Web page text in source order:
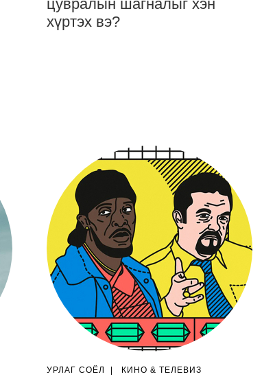
цувралын шагналыг хэн
хүртэх вэ?
УРЛАГ СОЁЛ КИНО & ТЕЛЕВИЗ